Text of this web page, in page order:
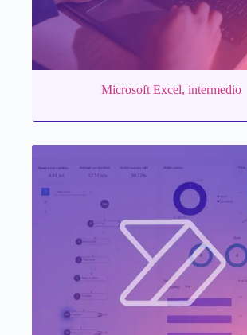
Microsoft Excel, intermedio